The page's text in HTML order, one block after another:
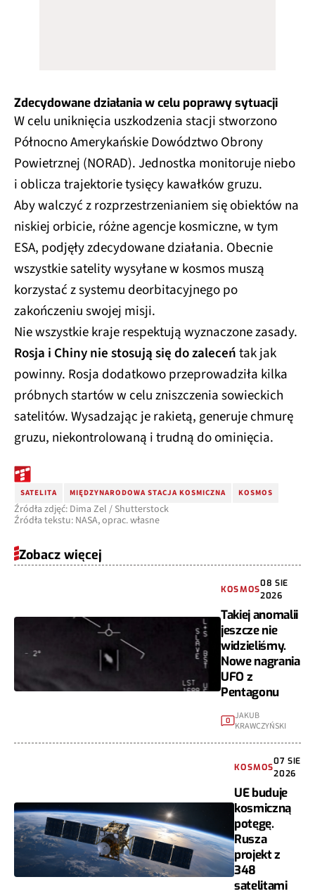
Zdecydowane działania w celu poprawy sytuacji
W celu uniknięcia uszkodzenia stacji stworzono
Północno Amerykańskie Dowództwo Obrony
Powietrznej (NORAD). Jednostka monitoruje niebo
i oblicza trajektorie tysięcy kawałków gruzu.
Aby walczyć z rozprzestrzenianiem się obiektów na
niskiej orbicie, różne agencje kosmiczne, w tym
ESA, podjęły zdecydowane działania. Obecnie
wszystkie satelity wysyłane w kosmos muszą
korzystać z systemu deorbitacyjnego po
zakończeniu swojej misji.
Nie wszystkie kraje respektują wyznaczone zasady.
Rosja i Chiny nie stosują się do zaleceńtak jak
powinny. Rosja dodatkowo przeprowadziła kilka
próbnych startów w celu zniszczenia sowieckich
satelitów. Wysadzając je rakietą, generuje chmurę
gruzu, niekontrolowaną i trudną do ominięcia.
SATELITA MIĘDZYNARODOWA STACJA KOSMICZNA KOSMOS
Źródła zdjęć: Dima Zel / Shutterstock
Źródła tekstu: NASA, oprac. własne
Zobacz więcej
KOSMOS
08 SIE
2026
Takiej anomalii
jeszcze nie
widzieliśmy.
Nowe nagrania
UFO z
Pentagonu
0 JAKUB
KRAWCZYŃSKI
KOSMOS
07 SIE
2026
UE buduje
kosmiczną
potęgę.
Rusza
projekt z
348
satelitami